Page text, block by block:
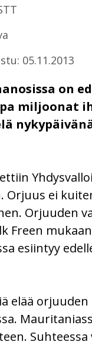
05.11.2013
on
miljoonat
Orjuus ei
Orjuuden
Freen
esiintyy
elää orjuuden